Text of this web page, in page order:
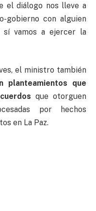
el diálogo nos lleve a
gobierno con alguien
sí vamos a ejercer la
el ministro también
planteamientos que
que otorguen
por hechos
en La Paz.